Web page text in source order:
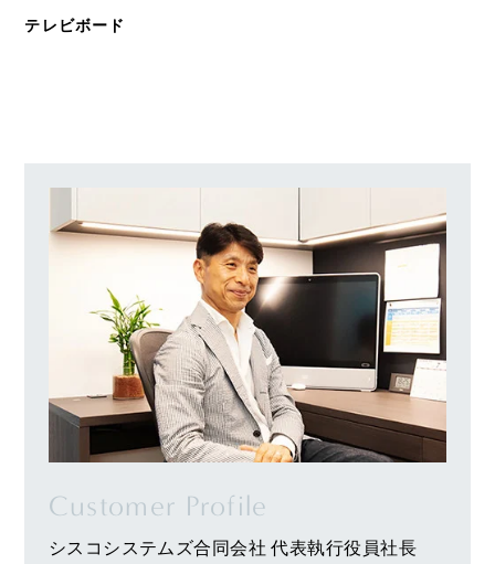
テレビボード
Customer Profile
シスコシステムズ合同会社 代表執行役員社長